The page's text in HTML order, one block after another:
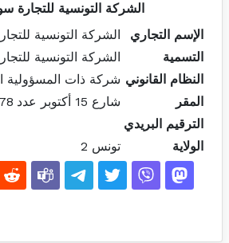
الشركة التونسية للتجارة
الإسم التجاري
الشركة التونسية
التسمية
الشركة التونسية
النظام القانوني شركة ذات المسؤولية
المقر
شارع 15 أكتوبر عدد 78 الوردية 1 تونس
الترقيم البريدي
الولاية
تونس 2